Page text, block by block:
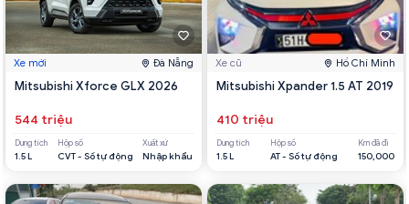
Xe mới Đà Nẵng
Mitsubishi Xforce GLX 2026
544 triệu
Dung tích
1.5 L
Hộp số
CVT - Số tự động
Xuất xứ
Nhập khẩu
Xe cũ Hồ Chí Minh
Mitsubishi Xpander 1.5 AT 2019
410 triệu
Dung tích
1.5 L
Hộp số
AT - Số tự động
Km đã đi
150,000